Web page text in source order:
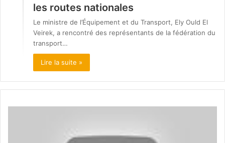
les routes nationales
Le ministre de l’Équipement et du Transport, Ely Ould El
Veirek, a rencontré des représentants de la fédération du
transport…
Lire la suite »